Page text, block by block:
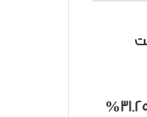
برقان: تراجع القروض المتعثرة 31.25%